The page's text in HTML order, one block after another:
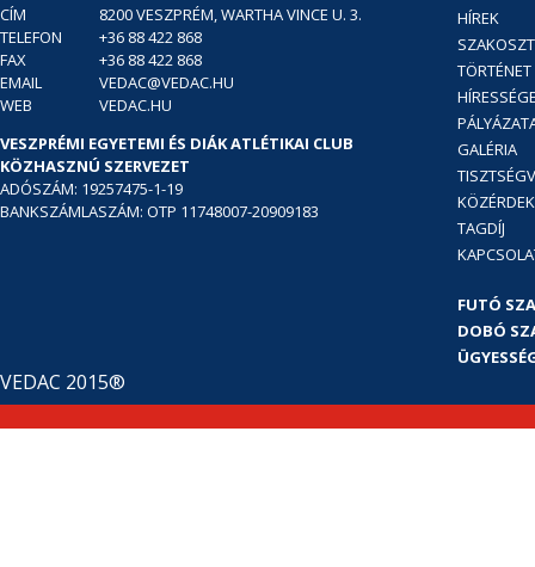
CÍM
8200 VESZPRÉM, WARTHA VINCE U. 3.
TELEFON
+36 88 422 868
FAX
+36 88 422 868
EMAIL
VEDAC@VEDAC.HU
WEB
VEDAC.HU
VESZPRÉMI EGYETEMI ÉS DIÁK ATLÉTIKAI CLUB
KÖZHASZNÚ SZERVEZET
ADÓSZÁM: 19257475-1-19
BANKSZÁMLASZÁM: OTP 11748007-20909183
HÍREK
TÖRTÉNET
GALÉRIA
TAGDÍJ
FUTÓ
DOBÓ
VEDAC 2015®